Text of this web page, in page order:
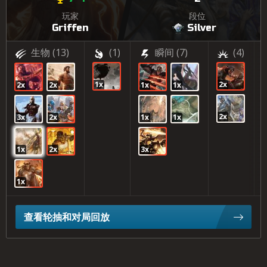
玩家
Griffen
段位
Silver
生物 (13)
2x 2x
3x 2x
1x 2x
1x
(1)
1x
瞬间 (7)
1x 1x
1x 1x
3x
(4)
2x
2x
查看轮抽和对局回放